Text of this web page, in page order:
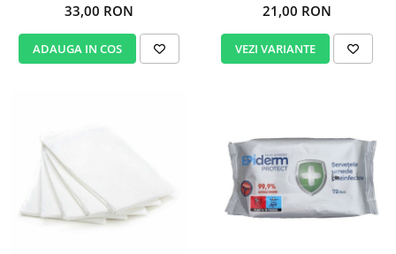
33,00 RON
ADAUGA IN COS
21,00 RON
VEZI VARIANTE